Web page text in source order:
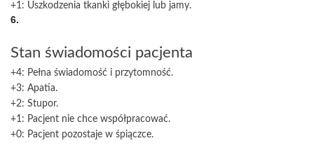
+1: Uszkodzenia tkanki głębokiej lub jamy.
6.
Stan świadomości pacjenta
+4: Pełna świadomość i przytomność.
+3: Apatia.
+2: Stupor.
+1: Pacjent nie chce współpracować.
+0: Pacjent pozostaje w śpiączce.